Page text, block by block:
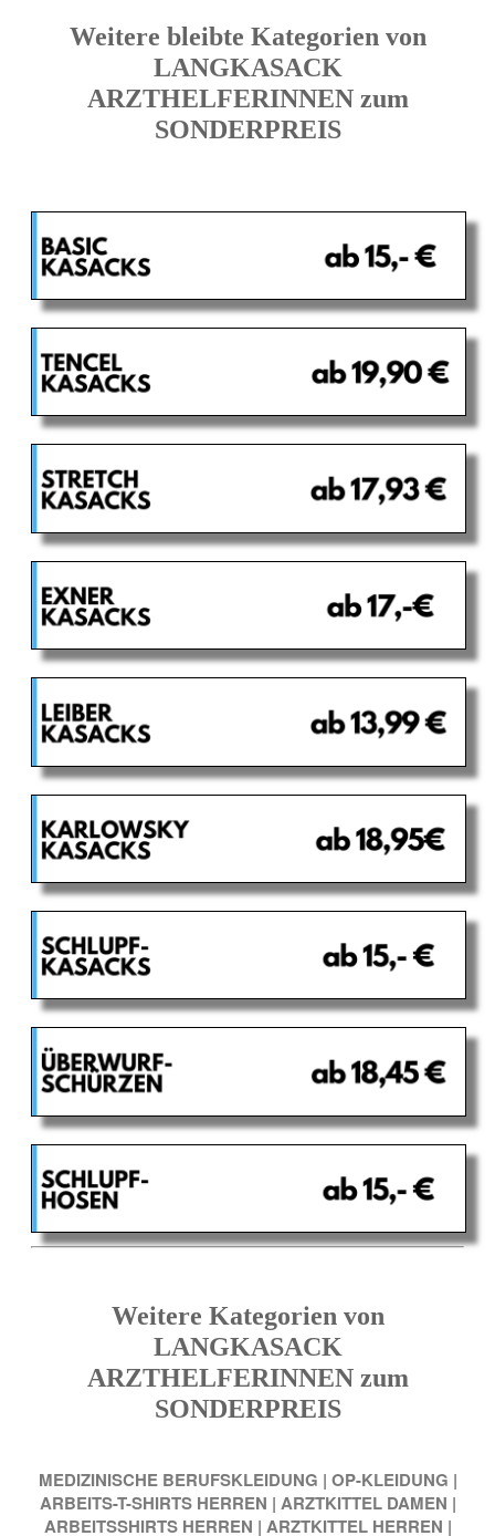
Weitere bleibte Kategorien von
LANGKASACK
ARZTHELFERINNEN zum
SONDERPREIS
Weitere Kategorien von
LANGKASACK
ARZTHELFERINNEN zum
SONDERPREIS
MEDIZINISCHE BERUFSKLEIDUNG | OP-KLEIDUNG |
ARBEITS-T-SHIRTS HERREN | ARZTKITTEL DAMEN |
ARBEITSSHIRTS HERREN | ARZTKITTEL HERREN |